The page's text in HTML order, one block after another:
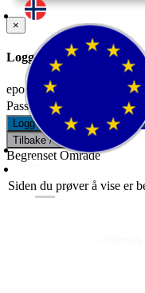
×
Logg inn til din konto.
epostadresse:
Passord:
Logg inn Glemt passord?
Tilbake / Lukk
Begrenset Område
Siden du prøver å vise er